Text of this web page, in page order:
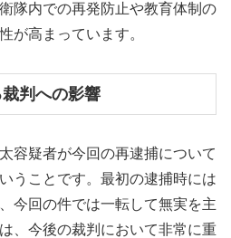
隊内での再発防止や教育体制の
が高まっています。
判への影響
容疑者が今回の再逮捕について
うことです。最初の逮捕時には
今回の件では一転して無実を主
、今後の裁判において非常に重